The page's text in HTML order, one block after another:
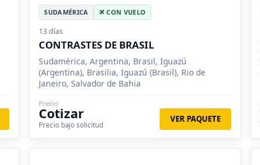
SUDAMÉRICA CON VUELO
13 días
CONTRASTES DE BRASIL
Sudamérica, Argentina, Brasil, Iguazú
(Argentina), Brasilia, Iguazú (Brasil), Rio de
Janeiro, Salvador de Bahia
Precio
Cotizar
Precio bajo solicitud
VER PAQUETE